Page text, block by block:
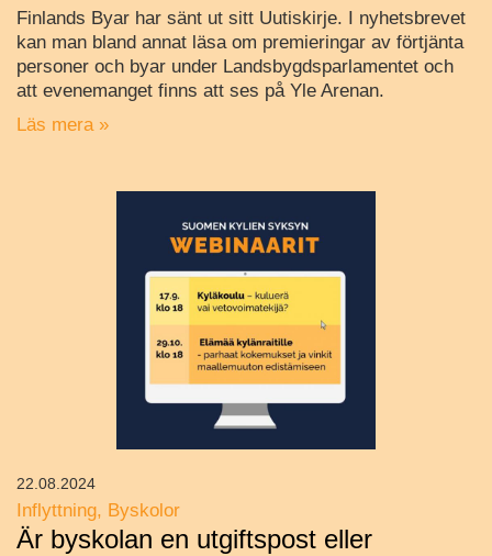
Finlands Byar har sänt ut sitt Uutiskirje. I nyhetsbrevet
kan man bland annat läsa om premieringar av förtjänta
personer och byar under Landsbygdsparlamentet och
att evenemanget finns att ses på Yle Arenan.
Läs mera »
Inflyttning Byskolor
Är byskolan en utgiftspost eller
22.08.2024